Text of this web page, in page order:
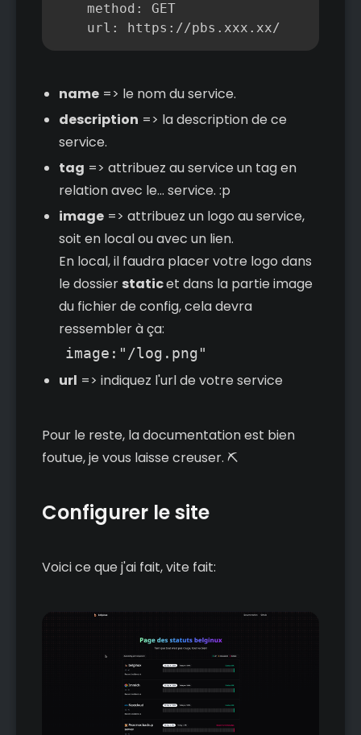
    method: GET
    url: https://pbs.xxx.xx/
name=> le nom du service.
description => la description de ce
service.
tag => attribuez au service un tag en
relation avec le... service. :p
image=> attribuez un logo au service,
soit en local ou avec un lien.
En local, il faudra placer votre logo dans
le dossier staticet dans la partie image
du fichier de config, cela devra
ressembler à ça:
image:"/log.png"
url => indiquez l'url de votre service
Pour le reste, la documentation est bien
foutue, je vous laisse creuser. ⛏️
Configurer le site
Voici ce que j'ai fait, vite fait: